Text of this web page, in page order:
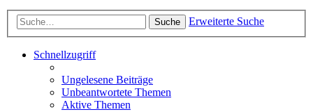
Suche Erweiterte Suche
Schnellzugriff
Ungelesene Beiträge
Unbeantwortete Themen
Aktive Themen